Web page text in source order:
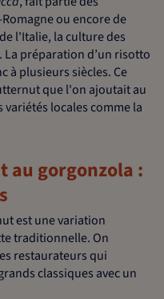
ou encore de
l'Italie, la culture des
préparation d’un risotto
à plusieurs siècles. Ce
que l'on ajoutait au
locales comme la
au gorgonzola :
est une variation
traditionnelle. On
restaurateurs qui
classiques avec un